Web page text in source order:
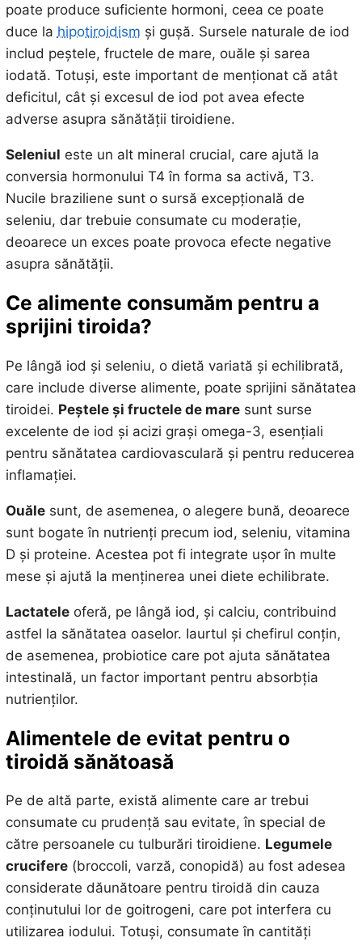
poate produce suficiente hormoni, ceea ce poate
duce la hipotiroidism și gușă. Sursele naturale de iod
includ peștele, fructele de mare, ouăle și sarea
iodată. Totuși, este important de menționat că atât
deficitul, cât și excesul de iod pot avea efecte
adverse asupra sănătății tiroidiene.
Seleniul este un alt mineral crucial, care ajută la
conversia hormonului T4 în forma sa activă, T3.
Nucile braziliene sunt o sursă excepțională de
seleniu, dar trebuie consumate cu moderație,
deoarece un exces poate provoca efecte negative
asupra sănătății.
Ce alimente consumăm pentru a
sprijini tiroida?
Pe lângă iod și seleniu, o dietă variată și echilibrată,
care include diverse alimente, poate sprijini sănătatea
tiroidei. Peștele și fructele de maresunt surse
excelente de iod și acizi grași omega-3, esențiali
pentru sănătatea cardiovasculară și pentru reducerea
inflamației.
Ouălesunt, de asemenea, o alegere bună, deoarece
sunt bogate în nutrienți precum iod, seleniu, vitamina
D și proteine. Acestea pot fi integrate ușor în multe
mese și ajută la menținerea unei diete echilibrate.
Lactateleoferă, pe lângă iod, și calciu, contribuind
astfel la sănătatea oaselor. Iaurtul și chefirul conțin,
de asemenea, probiotice care pot ajuta sănătatea
intestinală, un factor important pentru absorbția
nutrienților.
Alimentele de evitat pentru o
tiroidă sănătoasă
Pe de altă parte, există alimente care ar trebui
consumate cu prudență sau evitate, în special de
către persoanele cu tulburări tiroidiene. Legumele
crucifere(broccoli, varză, conopidă) au fost adesea
considerate dăunătoare pentru tiroidă din cauza
conținutului lor de goitrogeni, care pot interfera cu
utilizarea iodului. Totuși, consumate în cantități